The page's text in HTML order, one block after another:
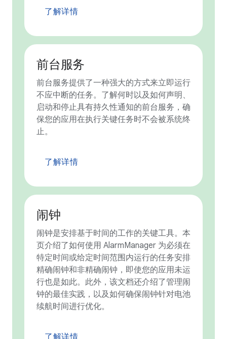
了解详情
前台服务
前台服务提供了一种强大的方式来立即运行
不应中断的任务。了解何时以及如何声明、
启动和停止具有持久性通知的前台服务，确
保您的应用在执行关键任务时不会被系统终
止。
了解详情
闹钟
闹钟是安排基于时间的工作的关键工具。本
页介绍了如何使用 AlarmManager 为必须在
特定时间或给定时间范围内运行的任务安排
精确闹钟和非精确闹钟，即使您的应用未运
行也是如此。此外，该文档还介绍了管理闹
钟的最佳实践，以及如何确保闹钟针对电池
续航时间进行优化。
了解详情